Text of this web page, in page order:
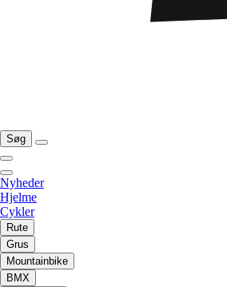
Søg
Nyheder
Hjelme
Cykler
Rute
Grus
Mountainbike
BMX